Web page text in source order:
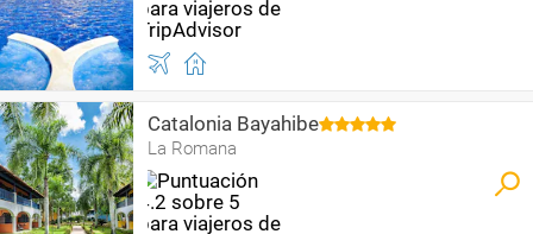
Catalonia Bayahibe
La Romana